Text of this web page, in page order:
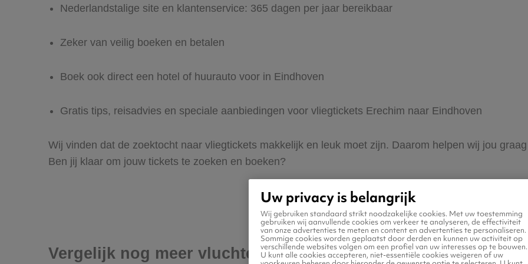
Nederlandstalige site en klantenservice: 365 dagen per jaar bereikbaar
Zeker van veilig boeken en betalen
Boek ook direct een hotel of huurauto voor in Eindhoven
Gratis tips, reisadvies en speciale aanbiedingen voor vliegtickets Erechim naar Eindhoven
Wij vinden dat de zoektocht naar vliegtickets makkelijk en leuk moet zijn. Daarom helpen wij jou
Ben jij klaar om jouw tickets te zoeken en boeken?
Vergelijk nog meer vluchten naar Eindhoven
Uw privacy is belangrijk
Wij gebruiken standaard strikt noodzakelijke cookies. Met uw toestemming
gebruiken wij aanvullende cookies om verkeer te analyseren, de effectiviteit
van onze advertenties te meten en content en advertenties te personaliseren.
Sommige cookies worden geplaatst door derden en kunnen uw activiteit op
verschillende websites volgen om een profiel van uw interesses op te bouwen.
U kunt alle cookies accepteren, niet-essentiële cookies weigeren of uw